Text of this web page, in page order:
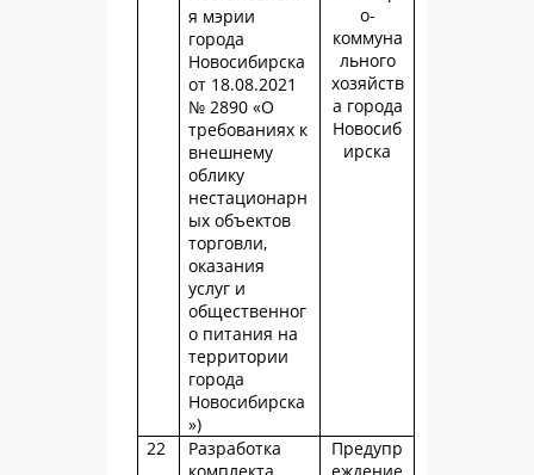
о-
коммуна
льного
хозяйств
а города
Новосиб
ирска
я мэрии
города
Новосибирска
от 18.08.2021
№ 2890 «О
требованиях к
внешнему
облику
нестационарн
ых объектов
торговли,
оказания
услуг и
общественног
о питания на
территории
города
Новосибирска
»)
22
Разработка
Предупр